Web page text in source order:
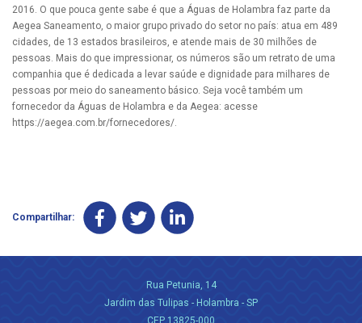
2016. O que pouca gente sabe é que a Águas de Holambra faz parte da
Aegea Saneamento, o maior grupo privado do setor no país: atua em 489
cidades, de 13 estados brasileiros, e atende mais de 30 milhões de
pessoas. Mais do que impressionar, os números são um retrato de uma
companhia que é dedicada a levar saúde e dignidade para milhares de
pessoas por meio do saneamento básico. Seja você também um
fornecedor da Águas de Holambra e da Aegea: acesse
https://aegea.com.br/fornecedores/.
Compartilhar:
Rua Petunia, 14
Jardim das Tulipas - Holambra - SP
CEP 13825-000